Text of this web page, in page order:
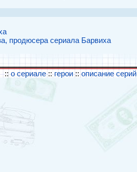
продюсера сериала Барвиха
::о сериале::герои::описание серий